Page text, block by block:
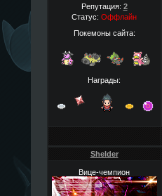
Репутация: 2
Статус: Оффлайн
Покемоны сайта:
Награды:
Shelder
Вице-чемпион